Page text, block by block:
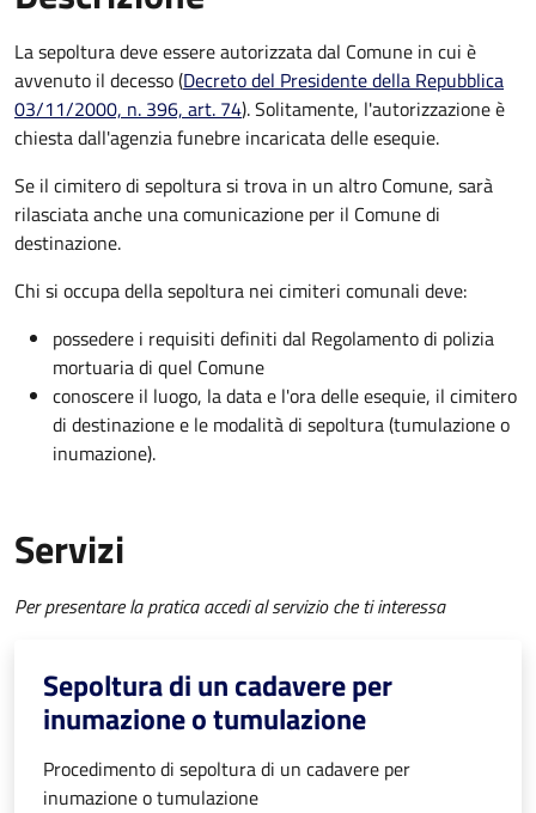
La sepoltura deve essere autorizzata dal Comune in cui è
avvenuto il decesso (Decreto del Presidente della Repubblica
03/11/2000, n. 396, art. 74). Solitamente, l'autorizzazione è
chiesta dall'agenzia funebre incaricata delle esequie.
Se il cimitero di sepoltura si trova in un altro Comune, sarà
rilasciata anche una comunicazione per il Comune di
destinazione.
Chi si occupa della sepoltura nei cimiteri comunali deve:
possedere i requisiti definiti dal Regolamento di polizia
mortuaria di quel Comune
conoscere il luogo, la data e l'ora delle esequie, il cimitero
di destinazione e le modalità di sepoltura (tumulazione o
inumazione).
Servizi
Per presentare la pratica accedi al servizio che ti interessa
Sepoltura di un cadavere per
inumazione o tumulazione
Procedimento di sepoltura di un cadavere per
inumazione o tumulazione